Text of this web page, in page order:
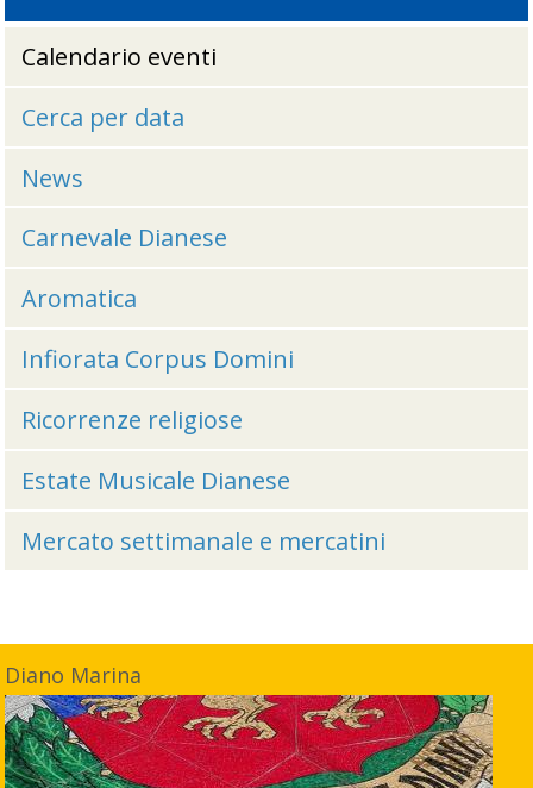
Calendario eventi
Cerca per data
News
Carnevale Dianese
Aromatica
Infiorata Corpus Domini
Ricorrenze religiose
Estate Musicale Dianese
Mercato settimanale e mercatini
Diano Marina